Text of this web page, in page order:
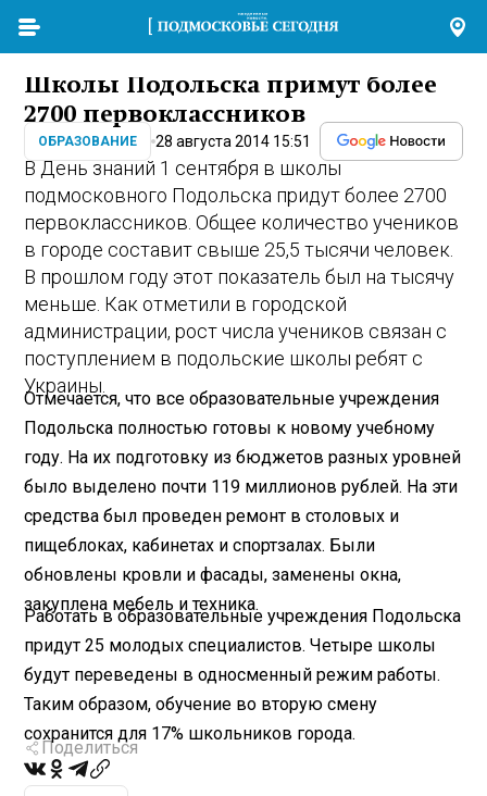
Школы Подольска примут более
2700 первоклассников
ОБРАЗОВАНИЕ 28 августа 2014 15:51
В День знаний 1 сентября в школы
подмосковного Подольска придут более 2700
первоклассников. Общее количество учеников
в городе составит свыше 25,5 тысячи человек.
В прошлом году этот показатель был на тысячу
меньше. Как отметили в городской
администрации, рост числа учеников связан с
поступлением в подольские школы ребят с
Украины.
Отмечается, что все образовательные учреждения
Подольска полностью готовы к новому учебному
году. На их подготовку из бюджетов разных уровней
было выделено почти 119 миллионов рублей. На эти
средства был проведен ремонт в столовых и
пищеблоках, кабинетах и спортзалах. Были
обновлены кровли и фасады, заменены окна,
закуплена мебель и техника.
Работать в образовательные учреждения Подольска
придут 25 молодых специалистов. Четыре школы
будут переведены в односменный режим работы.
Таким образом, обучение во вторую смену
сохранится для 17% школьников города.
Поделиться